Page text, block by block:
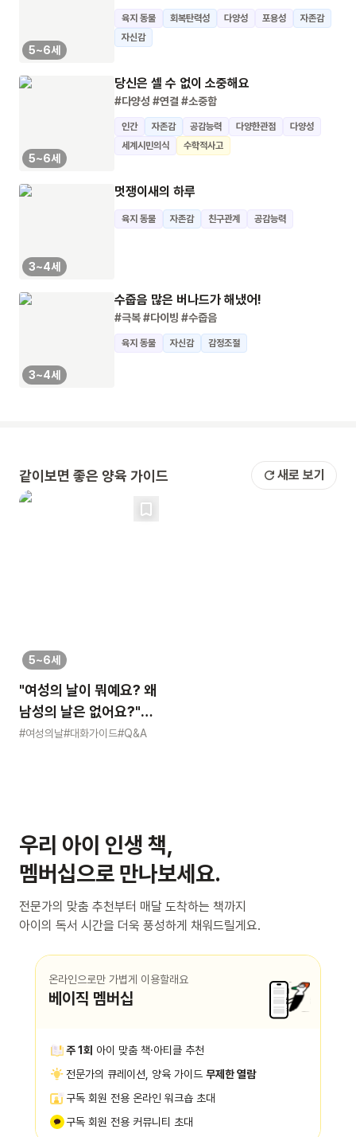
5~6세
육지 동물 회복탄력성 다양성 포용성
자존감
자신감
5~6세
당신은 셀 수 없이 소중해요
#다양성 #연결 #소중함
인간 자존감 공감능력 다양한관점
다양성
세계시민의식
수학적사고
3~4세
멋쟁이새의 하루
육지 동물 자존감 친구관계 공감능력
3~4세
수줍음 많은 버나드가 해냈어!
#극복#다이빙 #수줍음
육지 동물 자신감 감정조절
같이보면 좋은 양육 가이드 새로 보기
5~6세
"여성의 날이 뭐예요? 왜
남성의 날은 없어요?"
묻는 어린이에게 이렇게
#여성의날#대화가이드#Q&A
우리 아이 인생 책,
멤버십으로 만나보세요.
전문가의 맞춤 추천부터 매달 도착하는 책까지
아이의 독서 시간을 더욱 풍성하게 채워드릴게요.
온라인으로만 가볍게 이용할래요
베이직 멤버십
주 1회 아이 맞춤 책·아티클 추천
전문가의 큐레이션, 양육 가이드 무제한 열람
구독 회원 전용 온라인 워크숍 초대
구독 회원 전용 커뮤니티 초대